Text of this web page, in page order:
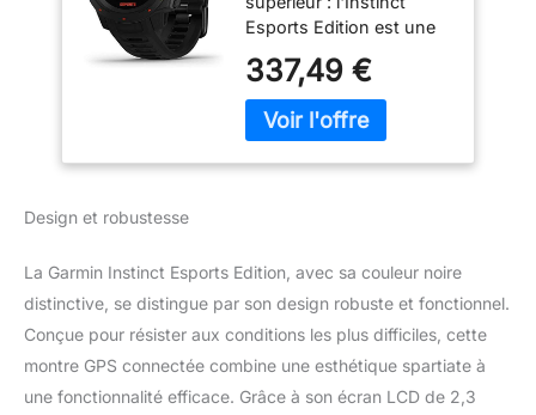
avec Profil d'activité
Esports - Noir
Esports Edition est une
pour gamers, conçue
pour vous aider à gérer
votre stress et remporter
esprit pour les parties
intenses et les tournois
éprouvants. Surveillez
appréhendez la façon
dont votre corps réagit
337,49 €
Design et robustesse
La Garmin Instinct Esports Edition, avec sa couleur noire
distinctive, se distingue par son design robuste et fonctionnel.
Conçue pour résister aux conditions les plus difficiles, cette
montre GPS connectée combine une esthétique spartiate à
une fonctionnalité efficace. Grâce à son écran LCD de 2,3